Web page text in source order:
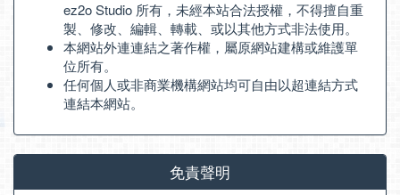
ez2o Studio 所有，未經本站合法授權，不得擅自重
製、修改、編輯、轉載、或以其他方式非法使用。
本網站外連連結之著作權，屬原網站建構或維護單
位所有。
任何個人或非商業機構網站均可自由以超連結方式
連結本網站。
免責聲明